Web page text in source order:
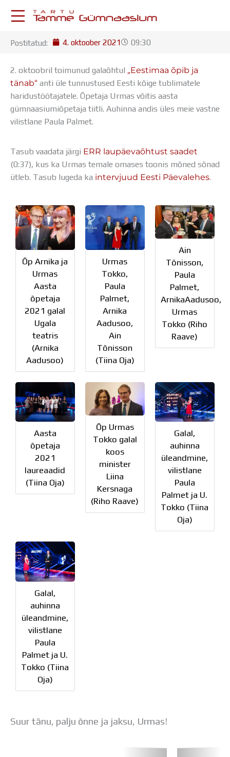
KESKKONNAD
Postkast
Drive
Tamme TV
Tamme Leht
Kooliraadio
ÕPPETÖÖ
Tunniplaan
Aastaplaan
Huviringid
Õpilastööd (UPT)
Distantsõpe
Kodukord
Projektid
ÜLDINFO
Sisseastumine
Meie kool
Dokumendid
Uudised
Lapsevanemale
Vilistlastele
Toitlustamine
Virtuaaltuur
Õpilasesindus
Kontaktid
Tööpakkumised
Postitatud: 4. oktoober 2021 09:30
2. oktoobril toimunud galaõhtul „Eestimaa õpib ja
tänab“ anti üle tunnustused Eesti kõige tublimatele
haridustöötajatele. Õpetaja Urmas võitis aasta
gümnaasiumiõpetaja tiitli. Auhinna andis üles meie vastne
vilistlane Paula Palmet.
Tasub vaadata järgi ERR laupäevaõhtust saadet
(0:37), kus ka Urmas temale omases toonis mõned sõnad
ütleb. Tasub lugeda ka intervjuud Eesti Päevalehes.
Õp Arnika ja
Urmas
Aasta
õpetaja
2021 galal
Ugala
teatris
(Arnika
Aadusoo)
Urmas
Tokko,
Paula
Palmet,
Arnika
Aadusoo,
Ain
Tõnisson
(Tiina Oja)
Ain
Tõnisson,
Paula
Palmet,
ArnikaAadusoo,
Urmas
Tokko (Riho
Raave)
Aasta
õpetaja
2021
laureaadid
(Tiina Oja)
Õp Urmas
Tokko galal
koos
minister
Liina
Kersnaga
(Riho Raave)
Galal,
auhinna
üleandmine,
vilistlane
Paula
Palmet ja U.
Tokko (Tiina
Oja)
Galal,
auhinna
üleandmine,
vilistlane
Paula
Palmet ja U.
Tokko (Tiina
Oja)
Suur tänu, palju õnne ja jaksu, Urmas!